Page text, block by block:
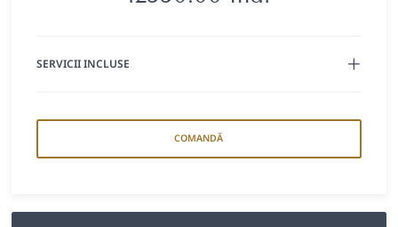
SERVICII INCLUSE
COMANDĂ